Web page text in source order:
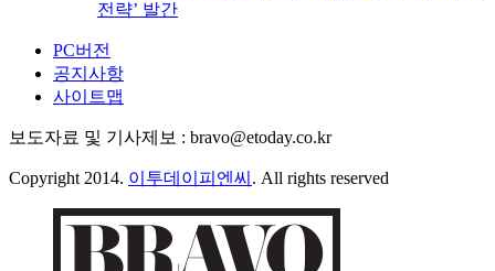
전략’ 발간
PC버전
공지사항
사이트맵
보도자료 및 기사제보 : bravo@etoday.co.kr
Copyright 2014. 이투데이피엔씨 . All rights reserved